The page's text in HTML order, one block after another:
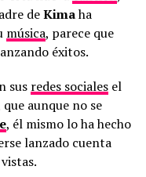
deKimaha
música, parece que
éxitos.
sus redes socialesel
que aunque no se
, él mismo lo ha hecho
lanzado cuenta